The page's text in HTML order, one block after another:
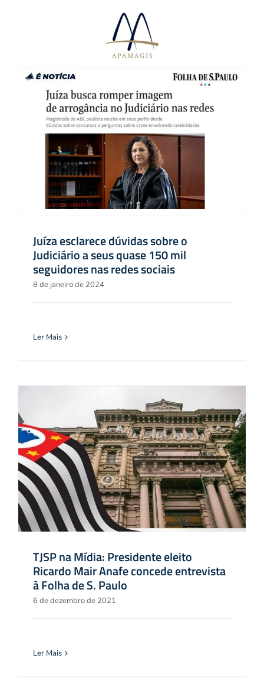
Juíza esclarece dúvidas sobre o
Judiciário a seus quase 150 mil
seguidores nas redes sociais
8 de janeiro de 2024
Ler Mais
TJSP na Mídia: Presidente eleito
Ricardo Mair Anafe concede entrevista
à Folha de S. Paulo
6 de dezembro de 2021
Ler Mais